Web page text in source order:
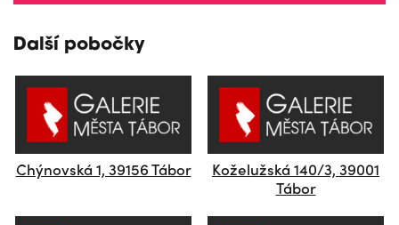
Další pobočky
Chýnovská 1, 39156 Tábor
Koželužská 140/3, 39001
Tábor